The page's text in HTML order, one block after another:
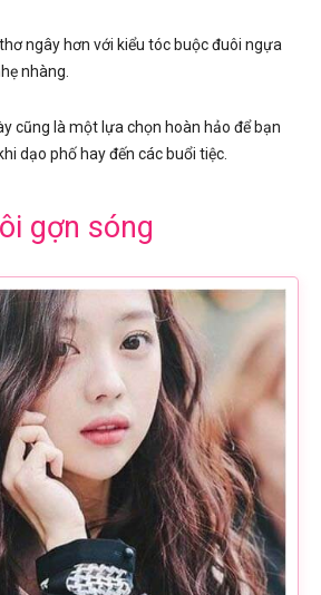
ngây hơn với kiểu tóc buộc đuôi ngựa
nhàng.
cũng là một lựa chọn hoàn hảo để bạn
dạo phố hay đến các buổi tiệc.
gợn sóng